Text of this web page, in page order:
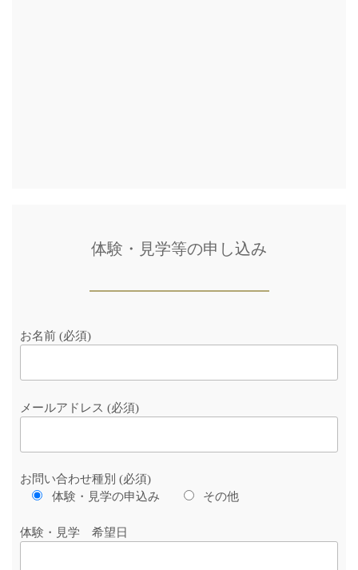
体験・見学等の申し込み
お名前 (必須)
メールアドレス (必須)
お問い合わせ種別 (必須)
体験・見学の申込み
その他
体験・見学 希望日